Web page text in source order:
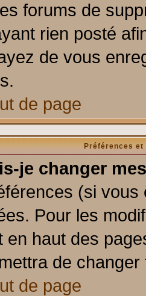
forums de
rien posté
de vous
de page
Préférences
je changer
(si
Pour les
en haut des
de
de page